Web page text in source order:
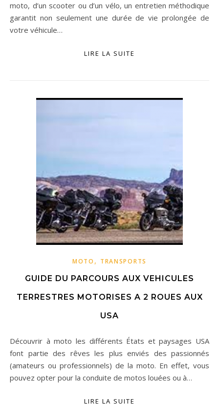
moto, d’un scooter ou d’un vélo, un entretien méthodique
garantit non seulement une durée de vie prolongée de
votre véhicule…
LIRE LA SUITE
MOTO , TRANSPORTS
GUIDE DU PARCOURS AUX VEHICULES
TERRESTRES MOTORISES A 2 ROUES AUX
USA
Découvrir à moto les différents États et paysages USA
font partie des rêves les plus enviés des passionnés
(amateurs ou professionnels) de la moto. En effet, vous
pouvez opter pour la conduite de motos louées ou à…
LIRE LA SUITE